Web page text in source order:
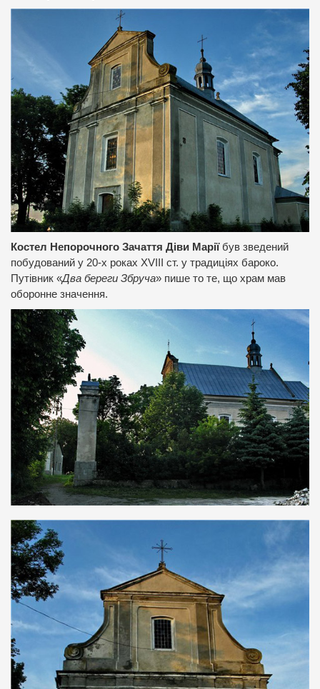
Костел Непорочного Зачаття Діви Маріїбув зведений
побудований у 20-х роках XVIII ст. у традиціях бароко.
Путівник «Два береги Збруча» пише то те, що храм мав
оборонне значення.